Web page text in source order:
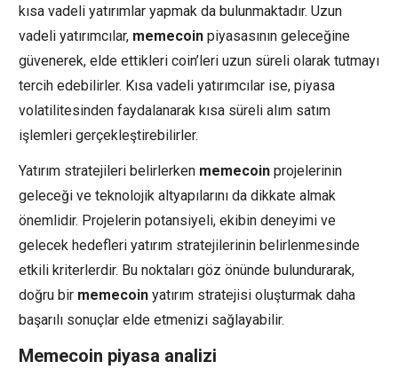
kısa vadeli yatırımlar yapmak da bulunmaktadır. Uzun
vadeli yatırımcılar, memecoin piyasasının geleceğine
güvenerek, elde ettikleri coin’leri uzun süreli olarak tutmayı
tercih edebilirler. Kısa vadeli yatırımcılar ise, piyasa
volatilitesinden faydalanarak kısa süreli alım satım
işlemleri gerçekleştirebilirler.
Yatırım stratejileri belirlerken memecoin projelerinin
geleceği ve teknolojik altyapılarını da dikkate almak
önemlidir. Projelerin potansiyeli, ekibin deneyimi ve
gelecek hedefleri yatırım stratejilerinin belirlenmesinde
etkili kriterlerdir. Bu noktaları göz önünde bulundurarak,
doğru bir memecoin yatırım stratejisi oluşturmak daha
başarılı sonuçlar elde etmenizi sağlayabilir.
Memecoin piyasa analizi